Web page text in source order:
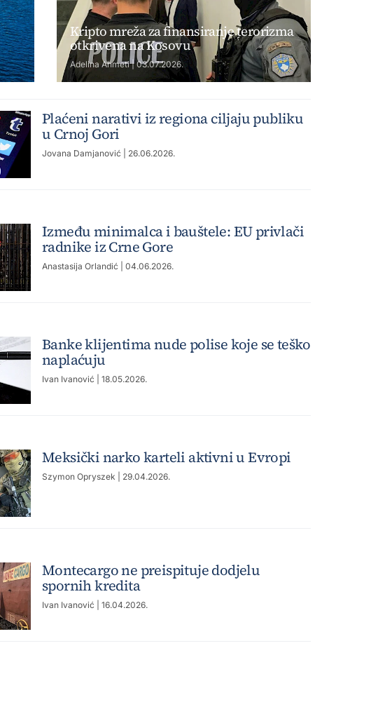
Kripto mreža za finansiranje terorizma
otkrivena na Kosovu
Adelina Ahmeti | 03.07.2026.
Plaćeni narativi iz regiona ciljaju publiku
u Crnoj Gori
Jovana Damjanović | 26.06.2026.
Između minimalca i bauštele: EU privlači
radnike iz Crne Gore
Anastasija Orlandić | 04.06.2026.
Banke klijentima nude polise koje se teško
naplaćuju
Ivan Ivanović | 18.05.2026.
Meksički narko karteli aktivni u Evropi
Szymon Opryszek | 29.04.2026.
Montecargo ne preispituje dodjelu
spornih kredita
Ivan Ivanović | 16.04.2026.